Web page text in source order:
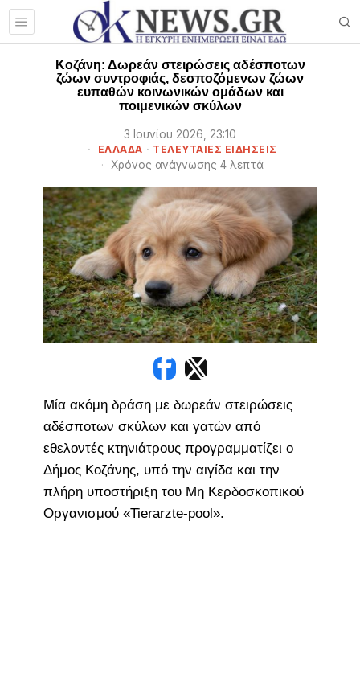
Κοζάνη: Δωρεάν στειρώσεις αδέσποτων
ζώων συντροφιάς, δεσποζόμενων ζώων
ευπαθών κοινωνικών ομάδων και
ποιμενικών σκύλων
3 Ιουνίου 2026, 23:10
ΕΛΛΑΔΑ · ΤΕΛΕΥΤΑΙΕΣ ΕΙΔΗΣΕΙΣ
Χρόνος ανάγνωσης 4 λεπτά
Μία ακόμη δράση με δωρεάν στειρώσεις
αδέσποτων σκύλων και γατών από
εθελοντές κτηνιάτρους προγραμματίζει ο
Δήμος Κοζάνης, υπό την αιγίδα και την
πλήρη υποστήριξη του Μη Κερδοσκοπικού
Οργανισμού «Tierarzte-pool».